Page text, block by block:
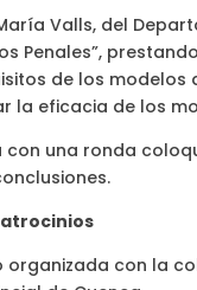
Valls, del
Penales”,
de los
la eficacia de los
con una ronda
organizada con la